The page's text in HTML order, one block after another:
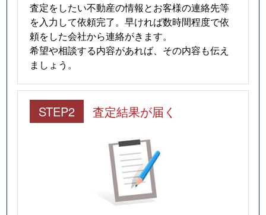
査定をしたい不動産の情報とお客様の連絡先等
を入力して依頼完了。早ければ数時間程度で依
頼をした会社から連絡がきます。
希望や相談する内容があれば、その内容も伝え
ましょう。
STEP2 査定結果が届く